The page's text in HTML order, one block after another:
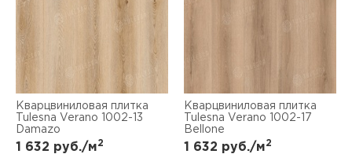
Кварцвиниловая плитка
Tulesna Verano 1002-13
Damazo
1 632 руб./м2
Кварцвиниловая плитка
Tulesna Verano 1002-17
Bellone
1 632 руб./м2